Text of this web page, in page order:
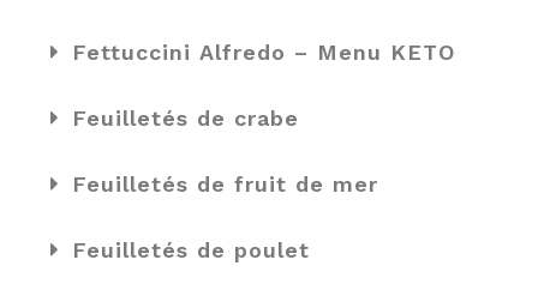
Fettuccini Alfredo – Menu KETO
Feuilletés de crabe
Feuilletés de fruit de mer
Feuilletés de poulet